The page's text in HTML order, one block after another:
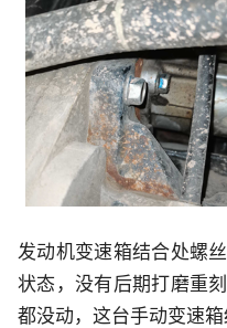
发动机变速箱结合处螺
状态，没有后期打磨重
都没动，这台手动变速箱